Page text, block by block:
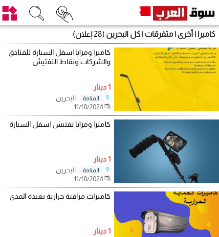
كاميرا | أخرى | متفرقات | كل البحرين (28 إعلان)
كاميرا ومرايا اسفل السيارة للفنادق
والشركات ونقاط التفتيش
1 دينار
المنامة
، البحرين
11/10/2024
كاميرا ومرايا تفتيش اسفل السيارة
1 دينار
المنامة
، البحرين
11/10/2024
كاميرات مراقبة حرارية بعيدة المدى
1 دينار